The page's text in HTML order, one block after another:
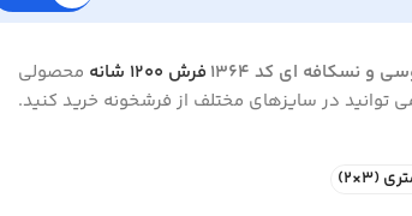
و نسکافه ای کد 1364 فرش 1200 شانه
محصولی
توانید در سایزهای مختلف از فرشخونه خرید کنید.